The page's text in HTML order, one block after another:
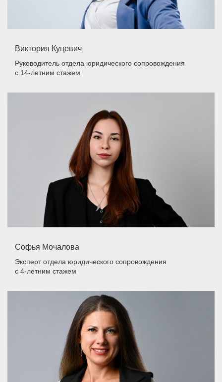
Виктория Куцевич
Руководитель отдела юридического сопровождения
с 14-летним стажем
Софья Мочалова
Эксперт отдела юридического сопровождения
с 4-летним стажем